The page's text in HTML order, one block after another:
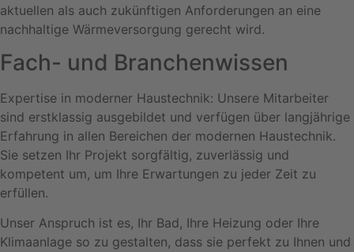
aktuellen als auch zukünftigen Anforderungen an eine
nachhaltige Wärmeversorgung gerecht wird.
Fach- und Branchenwissen
Expertise in moderner Haustechnik: Unsere Mitarbeiter
sind erstklassig ausgebildet und verfügen über langjährige
Erfahrung in allen Bereichen der modernen Haustechnik.
Sie setzen Ihr Projekt sorgfältig, zuverlässig und
kompetent um, um Ihre Erwartungen zu jeder Zeit zu
erfüllen.
Unser Anspruch ist es, Ihr Bad, Ihre Heizung oder Ihre
Klimaanlage so zu gestalten, dass sie perfekt zu Ihnen und